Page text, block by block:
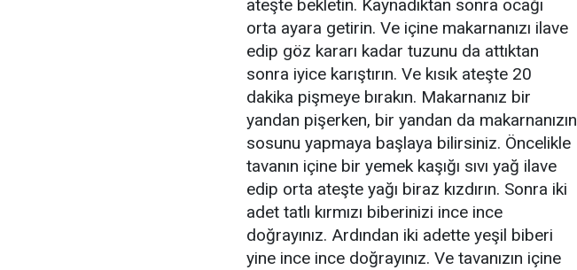
ateşte bekletin. Kaynadıktan sonra ocağı
orta ayara getirin. Ve içine makarnanızı ilave
edip göz kararı kadar tuzunu da attıktan
sonra iyice karıştırın. Ve kısık ateşte 20
dakika pişmeye bırakın. Makarnanız bir
yandan pişerken, bir yandan da makarnanızın
sosunu yapmaya başlaya bilirsiniz. Öncelikle
tavanın içine bir yemek kaşığı sıvı yağ ilave
edip orta ateşte yağı biraz kızdırın. Sonra iki
adet tatlı kırmızı biberinizi ince ince
doğrayınız. Ardından iki adette yeşil biberi
yine ince ince doğrayınız. Ve tavanızın içine